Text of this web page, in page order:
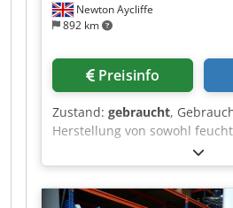
Newton Aycliffe
892 km
Preisinfo
Zustand: gebraucht,
Herstellung von sowohl
trockenem Kupfer(II)-sulfat
Kapazität von 1000 Tonnen
(entspricht ungefähr 12.000
Die Anlage wurde im Jahr